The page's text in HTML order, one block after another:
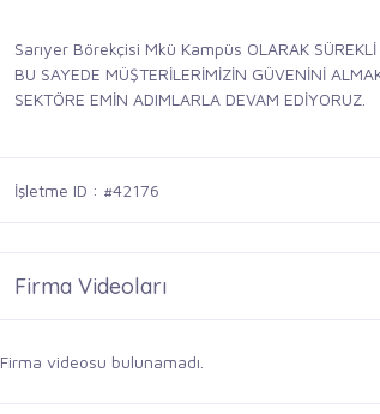
Sarıyer Börekçisi Mkü Kampüs OLARAK
BU SAYEDE MÜŞTERİLERİMİZİN GÜVENİNİ
SEKTÖRE EMİN ADIMLARLA DEVAM EDİYORUZ.
İşletme ID : #42176
Firma Videoları
Firma videosu bulunamadı.